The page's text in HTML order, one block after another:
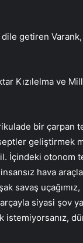
getiren
Kızılelma ve
bir çarpan
geliştirmek
İçindeki otonom
hava
savaş
siyasi şov